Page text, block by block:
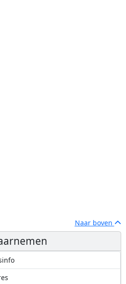
Naar boven